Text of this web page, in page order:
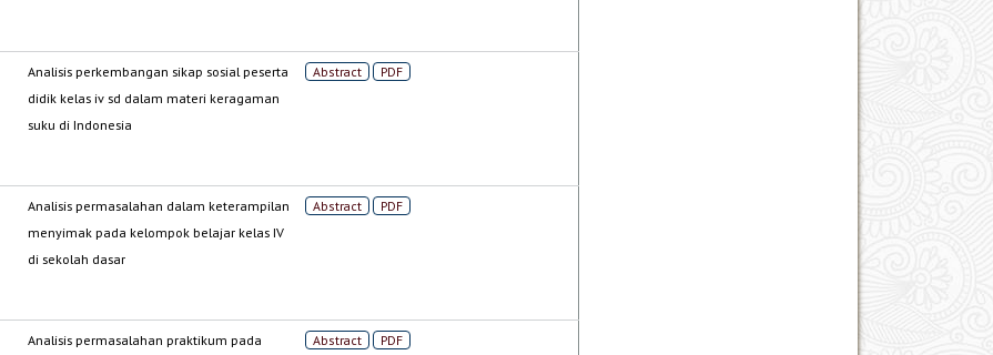
Analisis perkembangan sikap sosial peserta
didik kelas iv sd dalam materi keragaman
suku di Indonesia
Abstract PDF
Analisis permasalahan dalam keterampilan
menyimak pada kelompok belajar kelas IV
di sekolah dasar
Abstract PDF
Analisis permasalahan praktikum pada
Abstract PDF